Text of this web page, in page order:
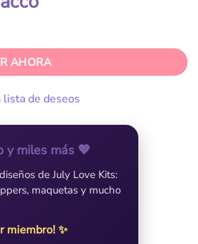
AHORA
lista de deseos
y miles más 💖
de July Love Kits:
maquetas y mucho
miembro! ✨